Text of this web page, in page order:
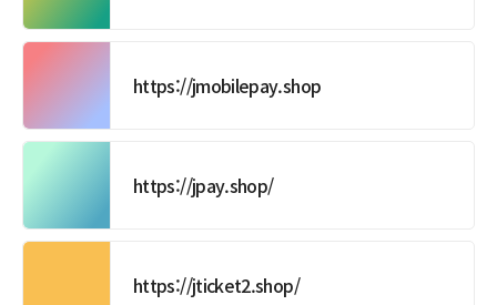
https://jmobilepay.shop
https://jpay.shop/
https://jticket2.shop/